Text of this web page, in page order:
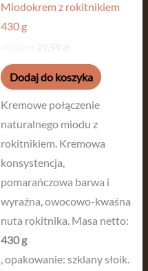
Miodokrem z rokitnikiem
430 g
Dodaj do koszyka
Kremowe połączenie
naturalnego miodu z
rokitnikiem. Kremowa
konsystencja,
pomarańczowa barwa i
wyraźna, owocowo-kwaśna
nuta rokitnika. Masa netto:
430 g
, opakowanie: szklany słoik.